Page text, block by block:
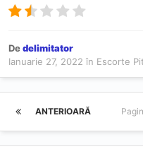
Dedelimitator
Ianuarie 27, 2022 în Escorte
ANTERIOARĂ